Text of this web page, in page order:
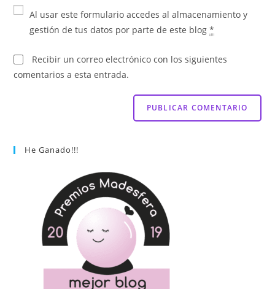
Al usar este formulario accedes al almacenamiento y
gestión de tus datos por parte de este blog*
Recibir un correo electrónico con los siguientes
comentarios a esta entrada.
He Ganado!!!